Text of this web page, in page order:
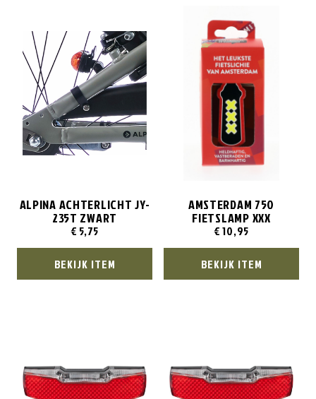
ALPINA ACHTERLICHT JY-
235T ZWART
€ 5,75
BEKIJK ITEM
AMSTERDAM 750
FIETSLAMP XXX
€10,95
BEKIJK ITEM